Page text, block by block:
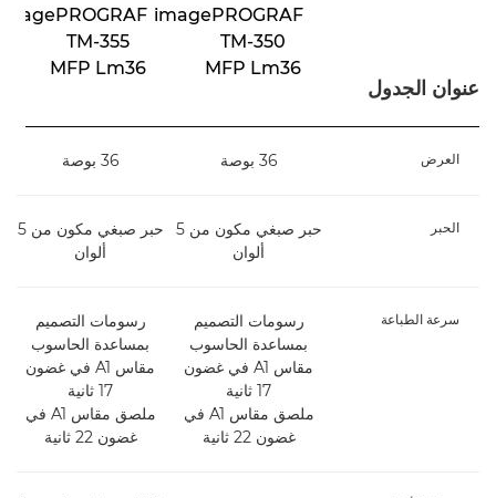
عنوان الجدول
imagePROGRAF
TM-350
MFP Lm36
TM-355
MFP Lm36
العرض 36 بوصة 36 بوصة
الحبر
حبر صبغي مكون من 5
ألوان
حبر صبغي مكون من 5
ألوان
سرعة الطباعة
رسومات التصميم
بمساعدة الحاسوب
مقاس A1 في غضون
17 ثانية
ملصق مقاس A1 في
غضون 22 ثانية
رسومات التصميم
بمساعدة الحاسوب
مقاس A1 في غضون
17 ثانية
ملصق مقاس A1 في
غضون 22 ثانية